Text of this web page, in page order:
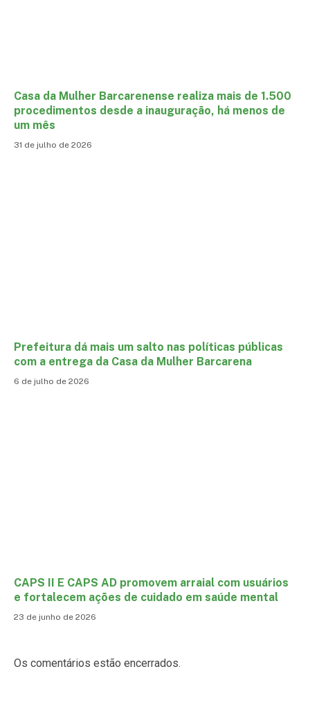
Casa da Mulher Barcarenense realiza mais de 1.500
procedimentos desde a inauguração, há menos de
um mês
31 de julho de 2026
Prefeitura dá mais um salto nas políticas públicas
com a entrega da Casa da Mulher Barcarena
6 de julho de 2026
CAPS II E CAPS AD promovem arraial com usuários
e fortalecem ações de cuidado em saúde mental
23 de junho de 2026
Os comentários estão encerrados.